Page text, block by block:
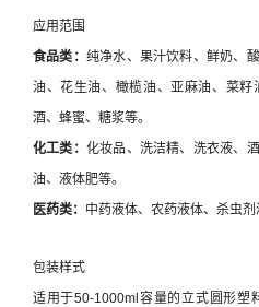
应用范围
食品类： 纯净水、果汁饮料、鲜奶、
油、花生油、橄榄油、亚麻油、菜
酒、蜂蜜、糖浆等。
化工类： 化妆品、洗洁精、洗衣液、
油、液体肥等。
医药类： 中药液体、农药液体、杀虫剂
包装样式
适用于50-1000ml容量的立式圆形塑